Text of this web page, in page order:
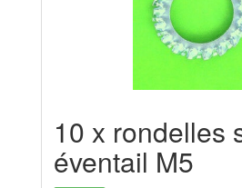
10 x rondelles
éventail M5